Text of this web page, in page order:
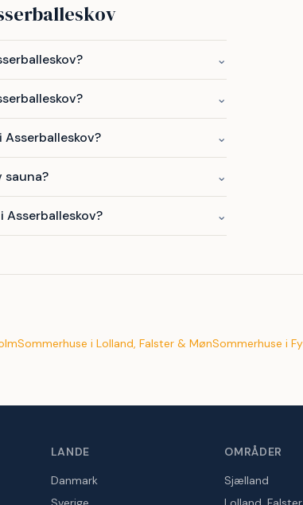
⌄
⌄
⌄
sauna? ⌄
⌄
Sommerhuse i Lolland, Falster & MønSommerhuse i
LANDE
Danmark
OMRÅDER
Sjælland